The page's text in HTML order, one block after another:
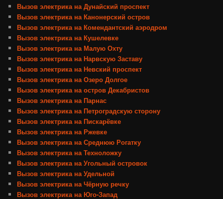
Вызов электрика на Дунайский проспект
Вызов электрика на Канонерский остров
Вызов электрика на Комендантский аэродром
Вызов электрика на Кушелевке
Вызов электрика на Малую Охту
Вызов электрика на Нарвскую Заставу
Вызов электрика на Невский проспект
Вызов электрика на Озеро Долгое
Вызов электрика на остров Декабристов
Вызов электрика на Парнас
Вызов электрика на Петроградскую сторону
Вызов электрика на Пискарёвке
Вызов электрика на Ржевке
Вызов электрика на Среднюю Рогатку
Вызов электрика на Техноложку
Вызов электрика на Угольный островок
Вызов электрика на Удельной
Вызов электрика на Чёрную речку
Вызов электрика на Юго-Запад